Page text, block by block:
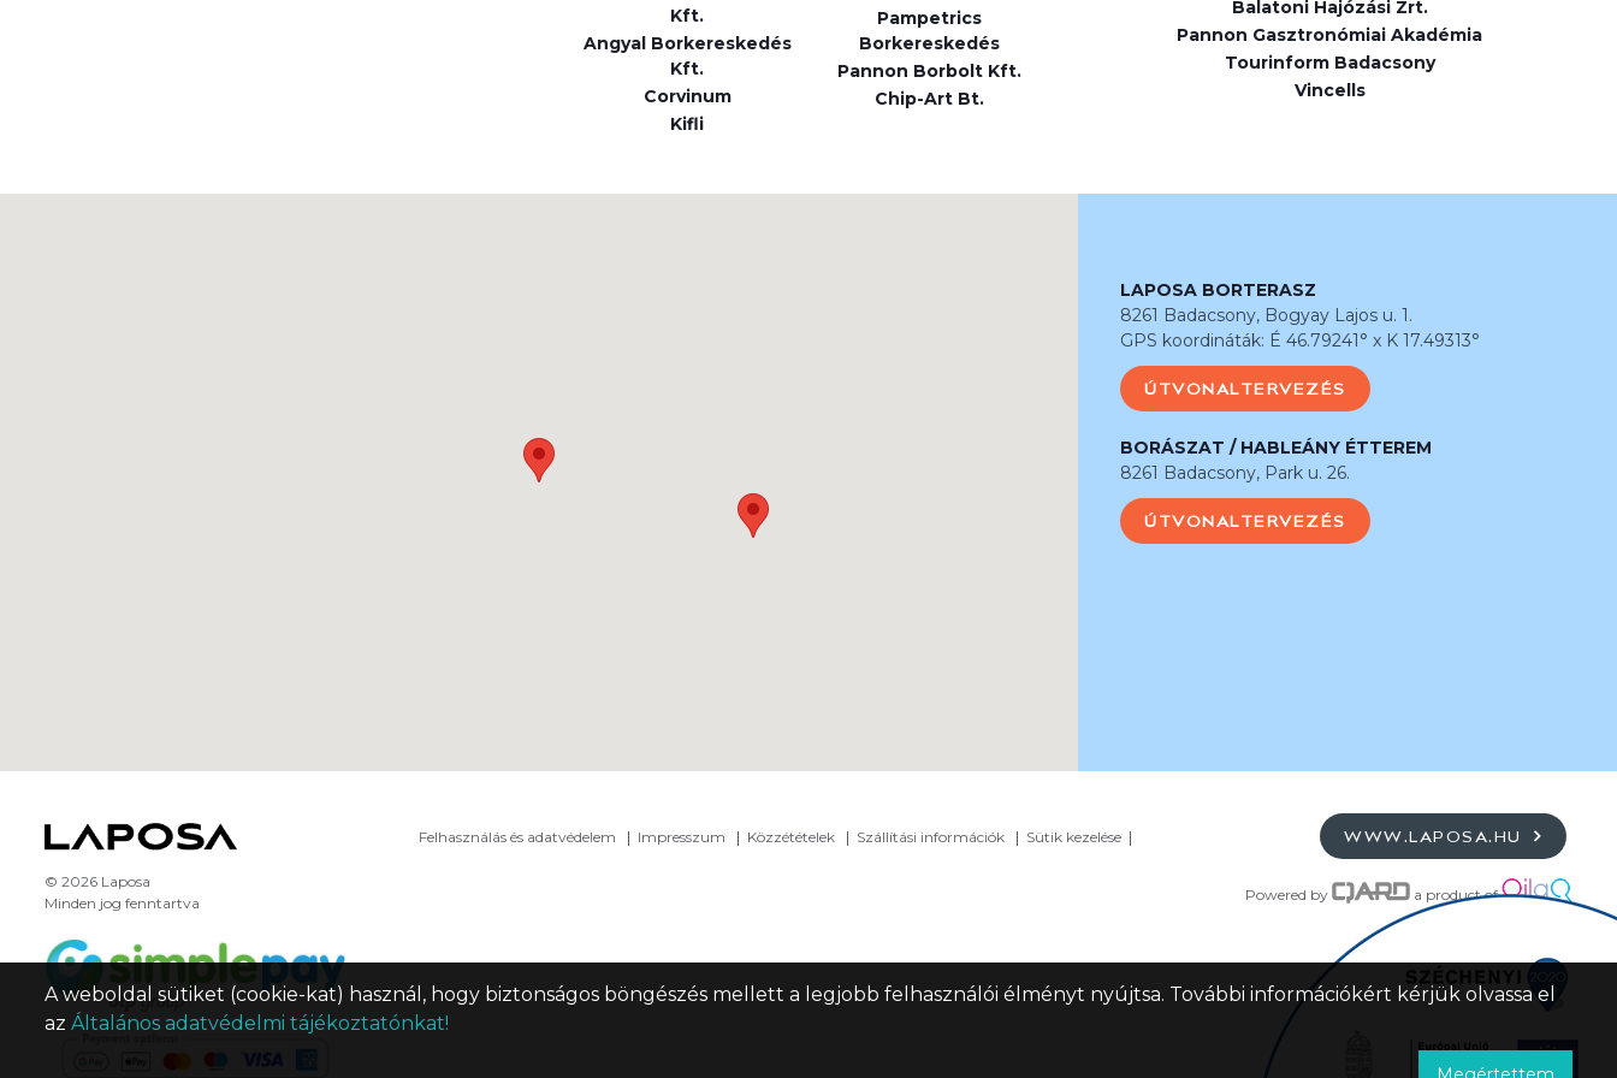
Kft.
Angyal Borkereskedés
Kft.
Corvinum
Kifli
Pampetrics
Borkereskedés
Pannon Borbolt Kft.
Chip-Art Bt.
Balatoni Hajózási Zrt.
Pannon Gasztronómiai Akadémia
Tourinform Badacsony
Vincells
LAPOSA BORTERASZ
8261 Badacsony, Bogyay Lajos u. 1.
GPS koordináták: É 46.79241° x K 17.49313°
ÚTVONALTERVEZÉS
BORÁSZAT / HABLEÁNY ÉTTEREM
8261 Badacsony, Park u. 26.
ÚTVONALTERVEZÉS
Felhasználás és adatvédelem Impresszum Közzétételek Szállítási információk Sütik kezelése WWW.LAPOSA.HU
© 2026 Laposa
Minden jog fenntartva
Powered by a product of
A weboldal sütiket (cookie-kat) használ, hogy biztonságos böngészés mellett a legjobb felhasználói élményt nyújtsa. További információkért kérjük olvassa el
az Általános adatvédelmi tájékoztatónkat!